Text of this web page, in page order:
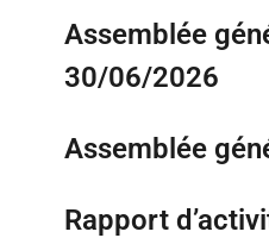
Assemblée
30/06/2026
Assemblée
Rapport